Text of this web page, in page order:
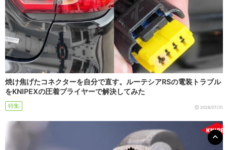
焼け焦げたコネクターを自分で直す。ルーテシアRSの電装トラブル
をKNIPEXの圧着プライヤーで解決してみた
特集 2026/07/31